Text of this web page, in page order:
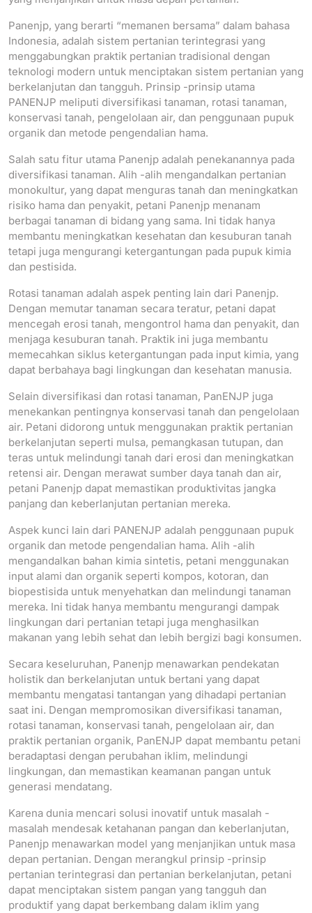
Panenjp, yang berarti “memanen bersama” dalam bahasa
Indonesia, adalah sistem pertanian terintegrasi yang
menggabungkan praktik pertanian tradisional dengan
teknologi modern untuk menciptakan sistem pertanian yang
berkelanjutan dan tangguh. Prinsip -prinsip utama
PANENJP meliputi diversifikasi tanaman, rotasi tanaman,
konservasi tanah, pengelolaan air, dan penggunaan pupuk
organik dan metode pengendalian hama.
Salah satu fitur utama Panenjp adalah penekanannya pada
diversifikasi tanaman. Alih -alih mengandalkan pertanian
monokultur, yang dapat menguras tanah dan meningkatkan
risiko hama dan penyakit, petani Panenjp menanam
berbagai tanaman di bidang yang sama. Ini tidak hanya
membantu meningkatkan kesehatan dan kesuburan tanah
tetapi juga mengurangi ketergantungan pada pupuk kimia
dan pestisida.
Rotasi tanaman adalah aspek penting lain dari Panenjp.
Dengan memutar tanaman secara teratur, petani dapat
mencegah erosi tanah, mengontrol hama dan penyakit, dan
menjaga kesuburan tanah. Praktik ini juga membantu
memecahkan siklus ketergantungan pada input kimia, yang
dapat berbahaya bagi lingkungan dan kesehatan manusia.
Selain diversifikasi dan rotasi tanaman, PanENJP juga
menekankan pentingnya konservasi tanah dan pengelolaan
air. Petani didorong untuk menggunakan praktik pertanian
berkelanjutan seperti mulsa, pemangkasan tutupan, dan
teras untuk melindungi tanah dari erosi dan meningkatkan
retensi air. Dengan merawat sumber daya tanah dan air,
petani Panenjp dapat memastikan produktivitas jangka
panjang dan keberlanjutan pertanian mereka.
Aspek kunci lain dari PANENJP adalah penggunaan pupuk
organik dan metode pengendalian hama. Alih -alih
mengandalkan bahan kimia sintetis, petani menggunakan
input alami dan organik seperti kompos, kotoran, dan
biopestisida untuk menyehatkan dan melindungi tanaman
mereka. Ini tidak hanya membantu mengurangi dampak
lingkungan dari pertanian tetapi juga menghasilkan
makanan yang lebih sehat dan lebih bergizi bagi konsumen.
Secara keseluruhan, Panenjp menawarkan pendekatan
holistik dan berkelanjutan untuk bertani yang dapat
membantu mengatasi tantangan yang dihadapi pertanian
saat ini. Dengan mempromosikan diversifikasi tanaman,
rotasi tanaman, konservasi tanah, pengelolaan air, dan
praktik pertanian organik, PanENJP dapat membantu petani
beradaptasi dengan perubahan iklim, melindungi
lingkungan, dan memastikan keamanan pangan untuk
generasi mendatang.
Karena dunia mencari solusi inovatif untuk masalah -
masalah mendesak ketahanan pangan dan keberlanjutan,
Panenjp menawarkan model yang menjanjikan untuk masa
depan pertanian. Dengan merangkul prinsip -prinsip
pertanian terintegrasi dan pertanian berkelanjutan, petani
dapat menciptakan sistem pangan yang tangguh dan
produktif yang dapat berkembang dalam iklim yang